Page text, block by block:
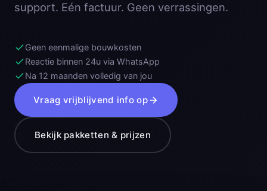
support. Eén factuur. Geen verrassingen.
Geen eenmalige bouwkosten
Reactie binnen 24u via WhatsApp
Na 12 maanden volledig van jou
Vraag vrijblijvend info op
Bekijk pakketten & prijzen